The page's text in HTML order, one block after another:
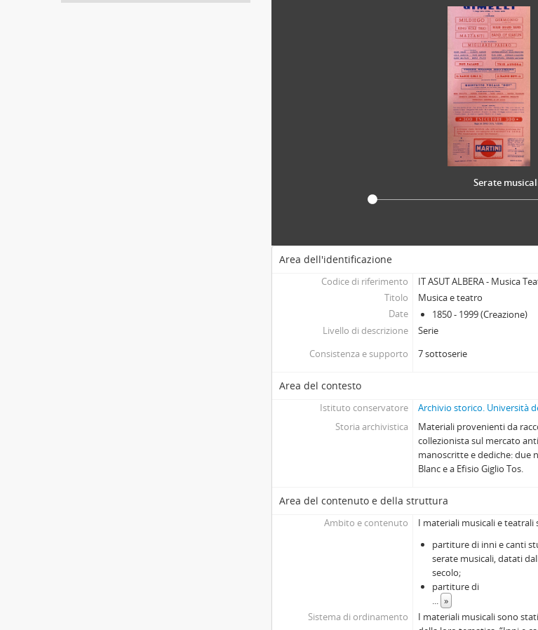
[Serie] Periodici e numeri unici studenteschi e
[Serie] Miscellanea su studenti,
[Parte] Materiali relativi a personalità torinesi e
[Parte] Quadreria, Fine XVII - 1832
Serate
Area dell'identificazione
Codice di riferimento
IT ASUT ALBERA - Musica
Titolo
Musica e teatro
Date
1850 - 1999 (Creazione)
Livello di descrizione
Serie
Consistenza e supporto
7 sottoserie
Area del contesto
Istituto conservatore
Archivio storico. Università
Storia archivistica
Materiali provenienti da
collezionista sul mercato
manoscritte e dediche: due
Blanc e a Efisio Giglio Tos.
Area del contenuto e della struttura
Ambito e contenuto
I materiali musicali e
partiture di inni e canti
serate musicali, datati
secolo;
partiture di
... »
Sistema di ordinamento
I materiali musicali sono